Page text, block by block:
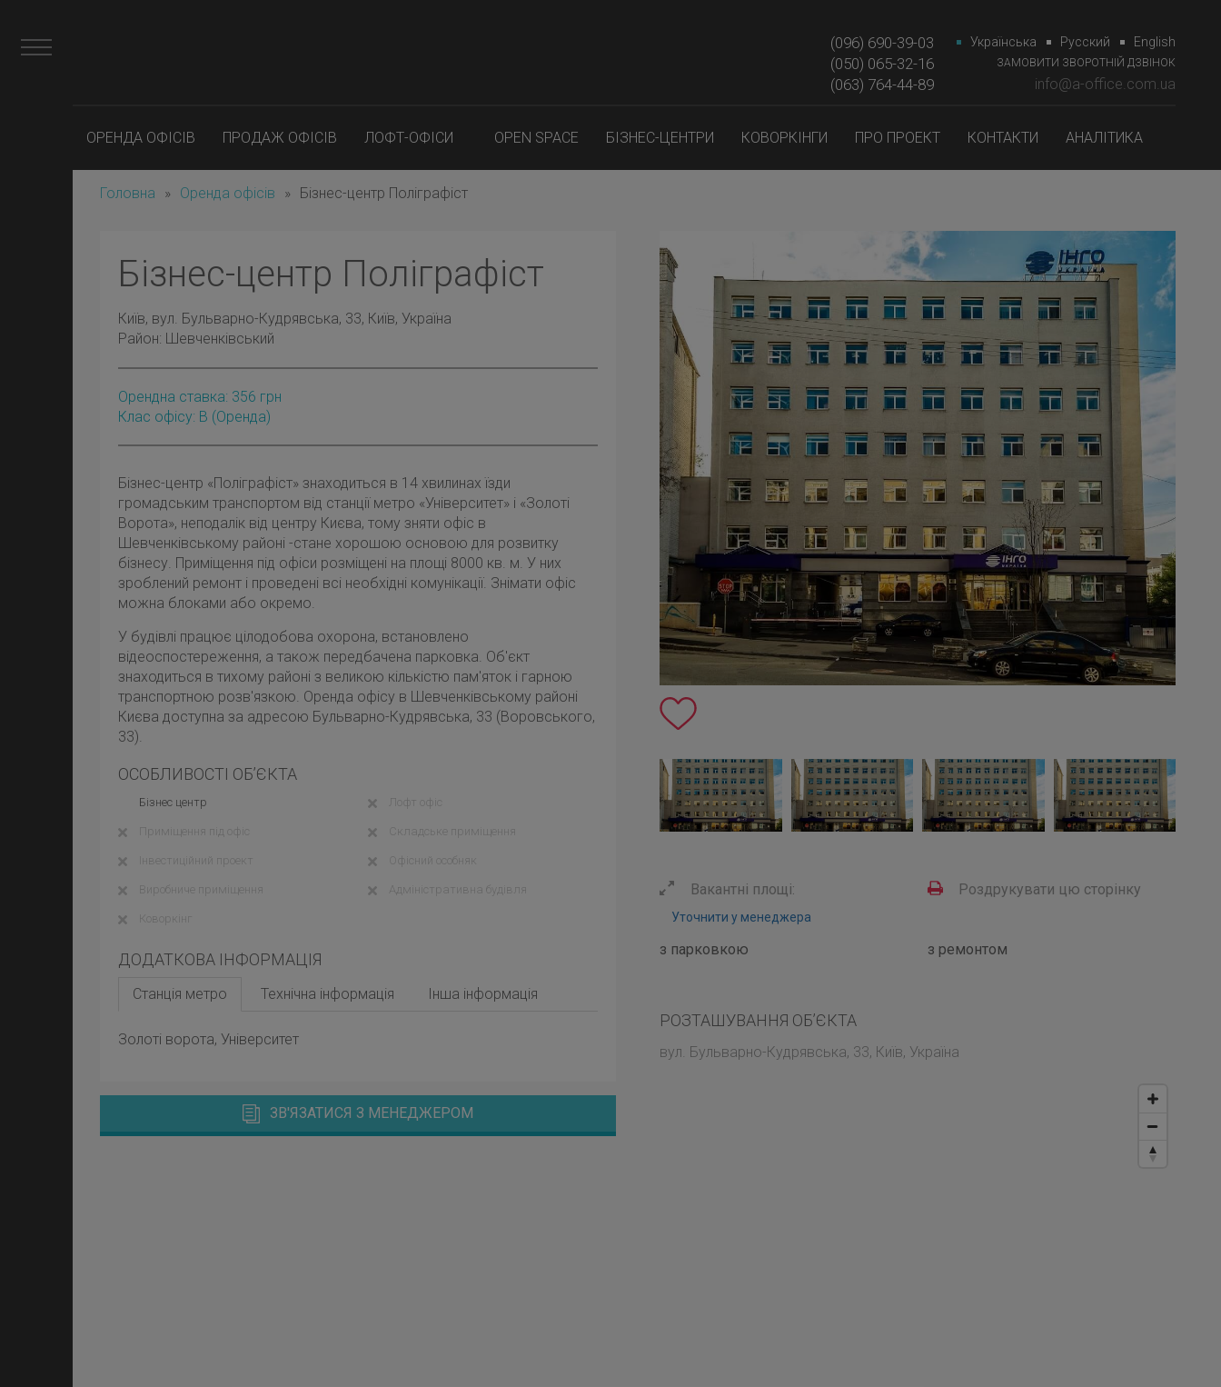
(096) 690-39-03
(050) 065-32-16
(063) 764-44-89‎‎
Українська Русский English
ЗАМОВИТИ ЗВОРОТНІЙ ДЗВІНОК
info@a-office.com.ua
ОРЕНДА ОФІСІВ ПРОДАЖ ОФІСІВ ЛОФТ-ОФІСИ OPEN SPACE БІЗНЕС-ЦЕНТРИ КОВОРКІНГИ ПРО ПРОЕКТ КОНТАКТИ АНАЛІТИКА
Головна » Оренда офісів » Бізнес-центр Поліграфіст
Бізнес-центр Поліграфіст
Київ, вул. Бульварно-Кудрявська, 33, Київ, Україна
Район: Шевченківський
Орендна ставка: 356 грн
Клас офісу: B (оренда)
Бізнес-центр «Поліграфіст» знаходиться в 14 хвилинах їзди
громадським транспортом від станції метро «Університет» і «Золоті
Ворота», неподалік від центру Києва, тому зняти офіс в
Шевченківському районі -стане хорошою основою для розвитку
бізнесу. Приміщення під офіси розміщені на площі 8000 кв. м. У них
зроблений ремонт і проведені всі необхідні комунікації. Знімати офіс
можна блоками або окремо.
У будівлі працює цілодобова охорона, встановлено
відеоспостереження, а також передбачена парковка. Об'єкт
знаходиться в тихому районі з великою кількістю пам'яток і гарною
транспортною розв'язкою. Оренда офісу в Шевченківському районі
Києва доступна за адресою Бульварно-Кудрявська, 33 (Воровського,
33).
ОСОБЛИВОСТІ ОБ’ЄКТА
Бізнес центр Лофт офіс
Приміщення під офіс Складське приміщення
Інвестиційний проект Офісний особняк
Виробниче приміщення Адміністративна будівля
Коворкінг
ДОДАТКОВА ІНФОРМАЦІЯ
Станція метро Технічна інформація Інша інформація
Золоті ворота, Університет
ЗВ'ЯЗАТИСЯ З МЕНЕДЖЕРОМ
Вакантні площі:
Уточнити у менеджера
Роздрукувати цю сторінку
з парковкою з ремонтом
РОЗТАШУВАННЯ ОБ’ЄКТА
вул. Бульварно-Кудрявська, 33, Київ, Україна